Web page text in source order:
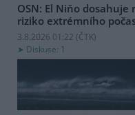
OSN: El Niňo
riziko extrémního
3.8.2026 01:22 (ČTK)
Diskuse: 1